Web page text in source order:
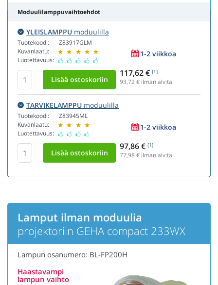
Moduulilamppuvaihtoehdot
YLEISLAMPPU moduulilla
Tuotekoodi:
Kuvanlaatu:
Luotettavuus:
Z83917GLM
1-2 viikkoa
117,62 € [1]
93,72€ ilman alv:tä
TARVIKELAMPPU moduulilla
Tuotekoodi:
Kuvanlaatu:
Luotettavuus:
Z83945ML
1-2 viikkoa
97,86 € [1]
77,98€ ilman alv:tä
Lamput ilman moduulia
projektoriin GEHA compact 233WX
Lampun osanumero: BL-FP200H
Haastavampi
lampun vaihto